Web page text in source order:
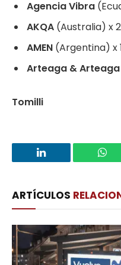
Agencia Vibra
AKQA (Australia) x 2
AMEN (Argentina) x
Arteaga & Arteaga
Tomilli
LinkedIn
ARTÍCULOS